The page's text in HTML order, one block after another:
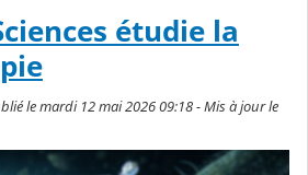
étudie la
le mardi 12 mai 2026 09:18 - Mis à jour le